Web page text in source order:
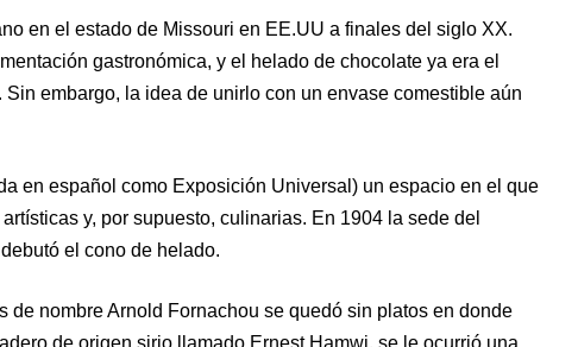
en el estado de Missouri en EE.UU a finales del siglo XX.
gastronómica, y el helado de chocolate ya era el
embargo, la idea de unirlo con un envase comestible aún
en español como Exposición Universal) un espacio en el que
y, por supuesto, culinarias. En 1904 la sede del
el cono de helado.
de nombre Arnold Fornachou se quedó sin platos en donde
de origen sirio llamado Ernest Hamwi, se le ocurrió una